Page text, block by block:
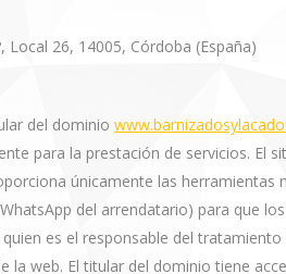
26, 14005, Córdoba (España)
del dominio
para la prestación de servicios. El
únicamente las herramientas
del arrendatario) para que
es el responsable del
la web. El titular del dominio tiene